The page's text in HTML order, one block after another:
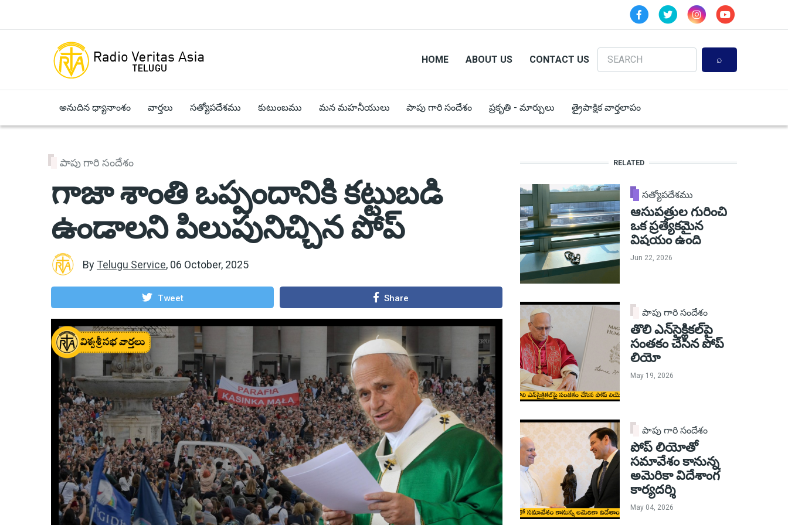
HOME ABOUT US CONTACT US
Search
అనుదిన ధ్యానాంశం వార్తలు సత్యోపదేశము కుటుంబము మన మహనీయులు పాపు గారి సందేశం ప్రకృతి - మార్పులు త్రైపాక్షిక వార్తలాపం
పాపు గారి సందేశం
గాజా శాంతి ఒప్పందానికి కట్టుబడి
ఉండాలని పిలుపునిచ్చిన పోప్
By Telugu Service, 06 October, 2025
Tweet Share
RELATED
సత్యోపదేశము
ఆసుపత్రుల గురించి
ఒక ప్రత్యేకమైన
విషయం ఉంది
Jun 22, 2026
పాపు గారి సందేశం
తొలి ఎన్‌సైక్లికల్‌పై
సంతకం చేసిన పోప్
లియో
May 19, 2026
పాపు గారి సందేశం
పోప్ లియోతో
సమావేశం కానున్న
అమెరికా విదేశాంగ
కార్యదర్శి
May 04, 2026